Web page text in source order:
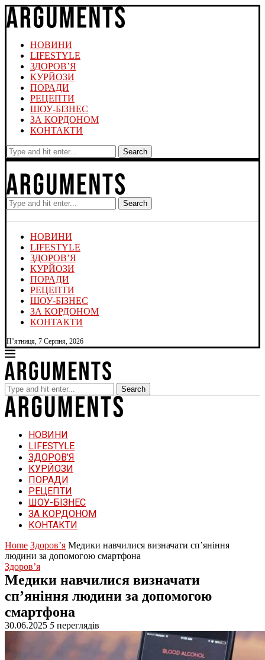
НОВИНИ
LIFESTYLE
ЗДОРОВ’Я
КУРЙОЗИ
ПОРАДИ
РЕЦЕПТИ
ШОУ-БІЗНЕС
ЗА КОРДОНОМ
КОНТАКТИ
Search
Search
НОВИНИ
LIFESTYLE
ЗДОРОВ’Я
КУРЙОЗИ
ПОРАДИ
РЕЦЕПТИ
ШОУ-БІЗНЕС
ЗА КОРДОНОМ
КОНТАКТИ
П’ятниця, 7 Серпня, 2026
Search
НОВИНИ
LIFESTYLE
ЗДОРОВ’Я
КУРЙОЗИ
ПОРАДИ
РЕЦЕПТИ
ШОУ-БІЗНЕС
ЗА КОРДОНОМ
КОНТАКТИ
Home Здоров’я Медики навчилися визначати сп’яніння
людини за допомогою смартфона
Здоров’я
Медики навчилися визначати
сп’яніння людини за допомогою
смартфона
30.06.2025 5 переглядів